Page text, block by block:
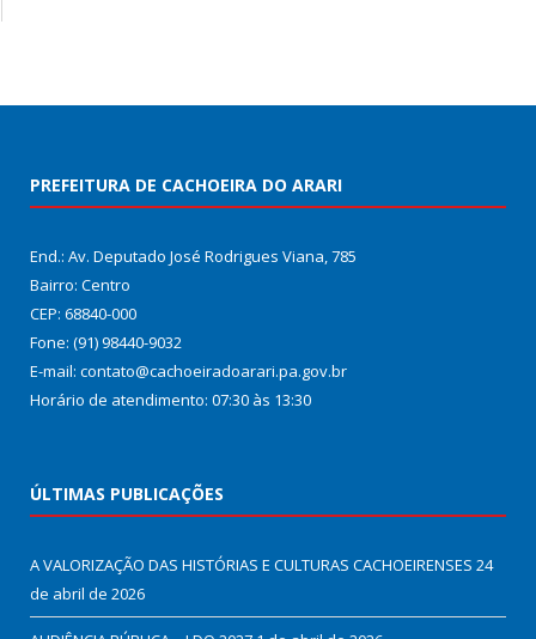
PREFEITURA DE CACHOEIRA DO ARARI
End.: Av. Deputado José Rodrigues Viana, 785
Bairro: Centro
CEP: 68840-000
Fone: (91) 98440-9032
E-mail: contato@cachoeiradoarari.pa.gov.br
Horário de atendimento: 07:30 às 13:30
ÚLTIMAS PUBLICAÇÕES
A VALORIZAÇÃO DAS HISTÓRIAS E CULTURAS CACHOEIRENSES 24
de abril de 2026